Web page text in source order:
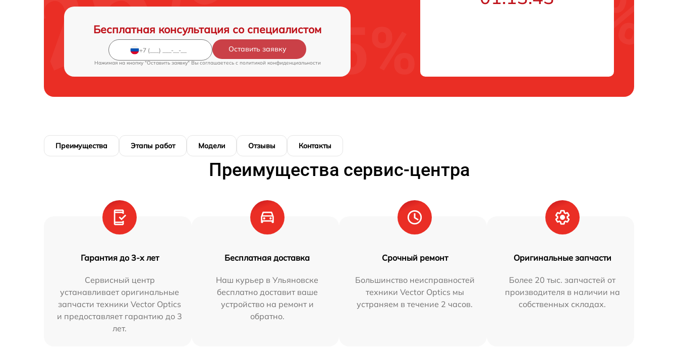
Бесплатная консультация со специалистом
Оставить заявку
Нажимая на кнопку "Оставить заявку" Вы соглашаетесь c политикой конфиденциальности
Преимущества Этапы работ Модели Отзывы Контакты
Преимущества сервис-центра
Гарантия до 3-х лет
Сервисный центр
устанавливает оригинальные
запчасти техники Vector Optics
и предоставляет гарантию до 3
лет.
Бесплатная доставка
Наш курьер в Ульяновске
бесплатно доставит ваше
устройство на ремонт и
обратно.
Срочный ремонт
Большинство неисправностей
техники Vector Optics мы
устраняем в течение 2 часов.
Оригинальные запчасти
Более 20 тыс. запчастей от
производителя в наличии на
собственных складах.